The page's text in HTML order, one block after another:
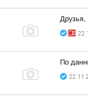
Друзья,
По